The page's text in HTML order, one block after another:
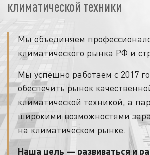
климатической техники
Мы объединяем
климатического рынка РФ и
Мы успешно работаем с 2017
обеспечить рынок
климатической техникой, а
широкими возможностями
на климатическом рынке.
Наша цель — развиваться и